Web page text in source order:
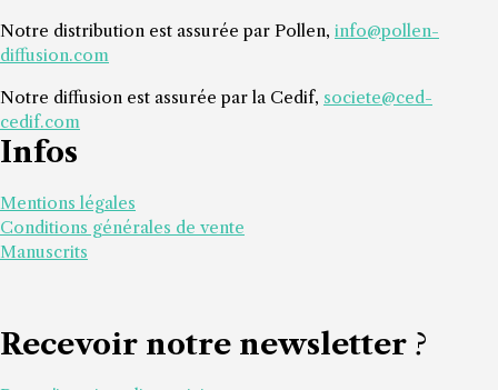
Notre distribution est assurée par Pollen, info@pollen-
diffusion.com
Notre diffusion est assurée par la Cedif, societe@ced-
cedif.com
Infos
Mentions légales
Conditions générales de vente
Manuscrits
Recevoir notre newsletter ?